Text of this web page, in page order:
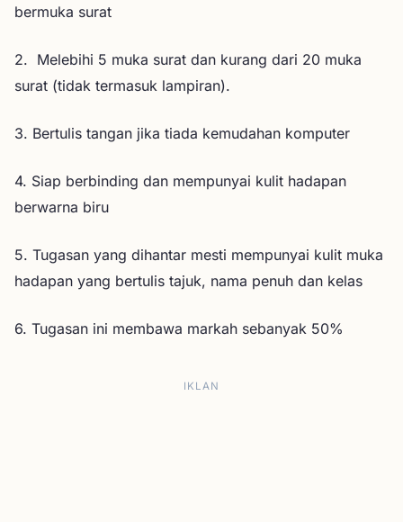
bermuka surat
2. Melebihi 5 muka surat dan kurang dari 20 muka
surat (tidak termasuk lampiran).
3. Bertulis tangan jika tiada kemudahan komputer
4. Siap berbinding dan mempunyai kulit hadapan
berwarna biru
5. Tugasan yang dihantar mesti mempunyai kulit muka
hadapan yang bertulis tajuk, nama penuh dan kelas
6. Tugasan ini membawa markah sebanyak 50%
IKLAN